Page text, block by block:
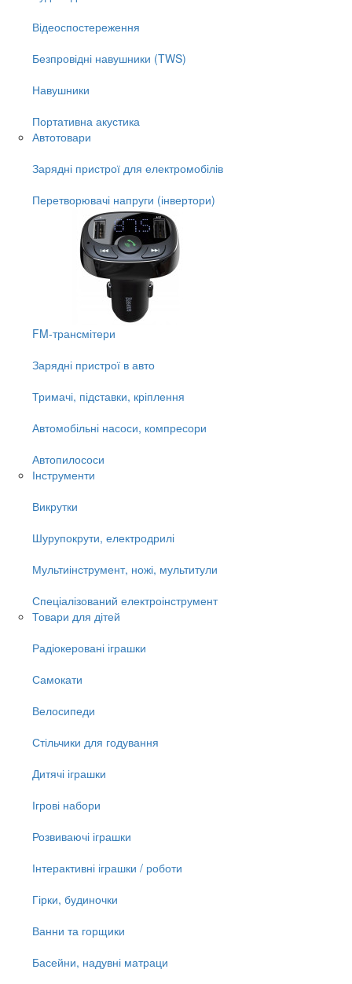
Відеоспостереження
Безпровідні навушники (TWS)
Навушники
Портативна акустика
Автотовари
Зарядні пристрої для електромобілів
Перетворювачі напруги (інвертори)
FM-трансмітери
Зарядні пристрої в авто
Тримачі, підставки, кріплення
Автомобільні насоси, компресори
Автопилососи
Інструменти
Викрутки
Шурупокрути, електродрилі
Мультиінструмент, ножі, мультитули
Спеціалізований електроінструмент
Товари для дітей
Радіокеровані іграшки
Самокати
Велосипеди
Стільчики для годування
Дитячі іграшки
Ігрові набори
Розвиваючі іграшки
Інтерактивні іграшки / роботи
Гірки, будиночки
Ванни та горщики
Басейни, надувні матраци